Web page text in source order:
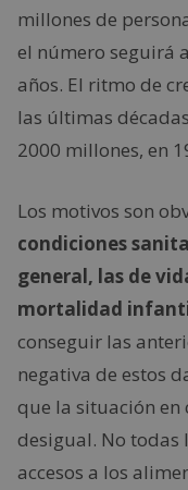
millones de
el número seguirá
años. El ritmo de
las últimas
2000 millones, en
Los motivos son
condiciones
general, las de
mortalidad
conseguir las
negativa de estos
que la situación en
desigual. No todas
accesos a los